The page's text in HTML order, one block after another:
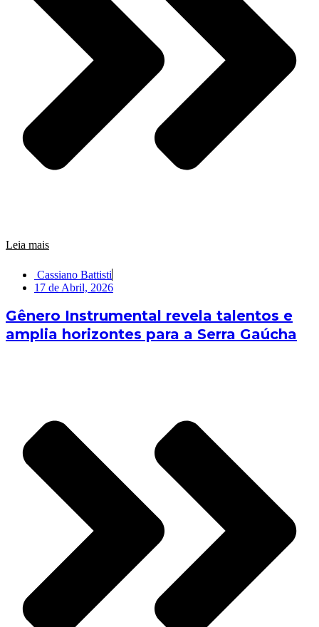
Leia mais
Cassiano Battisti
17 de Abril, 2026
Gênero Instrumental revela talentos e
amplia horizontes para a Serra Gaúcha